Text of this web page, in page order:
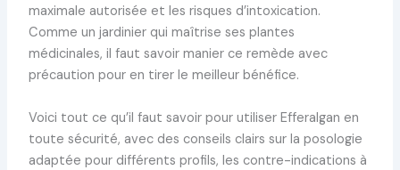
maximale autorisée et les risques d’intoxication.
Comme un jardinier qui maîtrise ses plantes
médicinales, il faut savoir manier ce remède avec
précaution pour en tirer le meilleur bénéfice.
Voici tout ce qu’il faut savoir pour utiliser Efferalgan en
toute sécurité, avec des conseils clairs sur la posologie
adaptée pour différents profils, les contre-indications à